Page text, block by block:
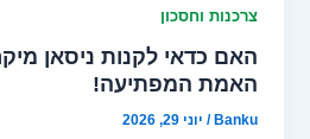
צרכנות וחסכון
האם כדאי לקנות ניסאן
האמת המפתיעה!
Banku
/ יוני 29, 2026